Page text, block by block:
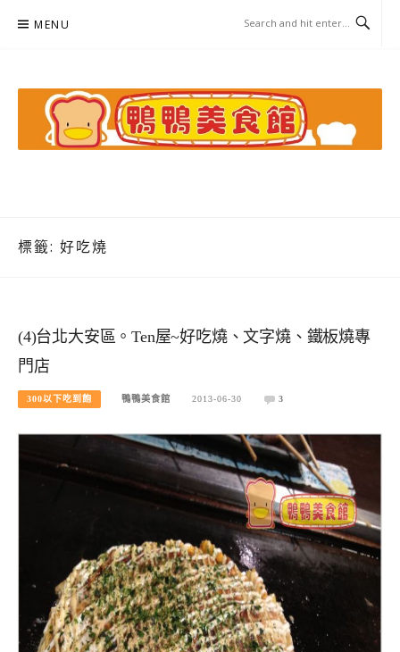
MENU
標籤: 好吃燒
(4)台北大安區。Ten屋~好吃燒、文字燒、鐵板燒專
門店
300以下吃到飽 鴨鴨美食館 2013-06-30 3